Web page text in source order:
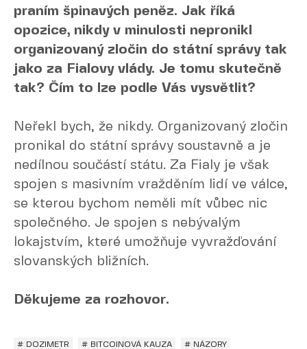
praním špinavých peněz. Jak říká
opozice, nikdy v minulosti nepronikl
organizovaný zločin do státní správy tak
jako za Fialovy vlády. Je tomu skutečně
tak? Čím to lze podle Vás vysvětlit?
Neřekl bych, že nikdy. Organizovaný zločin
pronikal do státní správy soustavně a je
nedílnou součástí státu. Za Fialy je však
spojen s masivním vražděním lidí ve válce,
se kterou bychom neměli mít vůbec nic
společného. Je spojen s nebývalým
lokajstvím, které umožňuje vyvražďování
slovanských bližních.
Děkujeme za rozhovor.
# DOZIMETR # BITCOINOVÁ KAUZA # NÁZORY